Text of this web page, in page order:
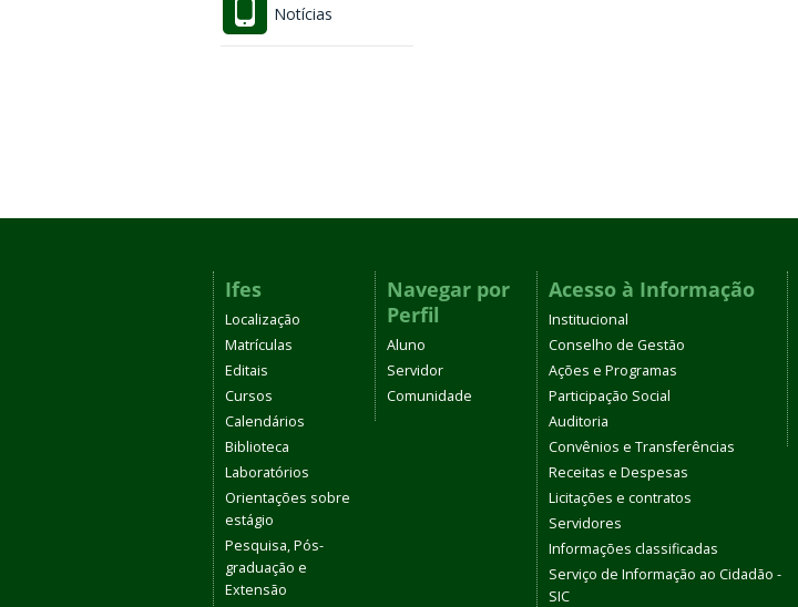
Notícias
Ifes
Localização
Matrículas
Editais
Cursos
Calendários
Biblioteca
Laboratórios
Orientações sobre
estágio
Pesquisa, Pós-
graduação e
Extensão
Navegar por
Perfil
Aluno
Servidor
Comunidade
Acesso à Informação
Institucional
Conselho de Gestão
Ações e Programas
Participação Social
Auditoria
Convênios e Transferências
Receitas e Despesas
Licitações e contratos
Servidores
Informações classificadas
Serviço de Informação ao Cidadão -
SIC